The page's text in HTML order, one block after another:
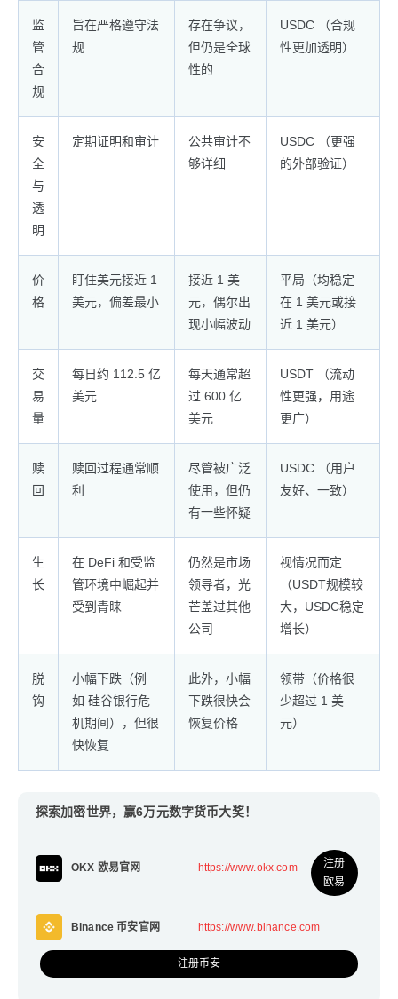
监
管
合
规
旨在严格遵守法
规
存在争议，
但仍是全球
性的
USDC （合规
性更加透明）
安
全
与
透
明
定期证明和审计
公共审计不
够详细
USDC （更强
的外部验证）
价
格
盯住美元接近 1
美元，偏差最小
接近 1 美
元，偶尔出
现小幅波动
平局（均稳定
在 1 美元或接
近 1 美元）
交
易
量
每日约 112.5 亿
美元
每天通常超
过 600 亿
美元
USDT （流动
性更强，用途
更广）
赎
回
赎回过程通常顺
利
尽管被广泛
使用，但仍
有一些怀疑
USDC （用户
友好、一致）
生
长
在 DeFi 和受监
管环境中崛起并
受到青睐
仍然是市场
领导者，光
芒盖过其他
公司
视情况而定
（USDT规模较
大，USDC稳定
增长）
脱
钩
小幅下跌（例
如 硅谷银行危
机期间），但很
快恢复
此外，小幅
下跌很快会
恢复价格
领带（价格很
少超过 1 美
元）
探索加密世界，赢6万元数字货币大奖！
OKX 欧易官网 https://www.okx.com
注册
欧易
Binance 币安官网 https://www.binance.com
注册币安